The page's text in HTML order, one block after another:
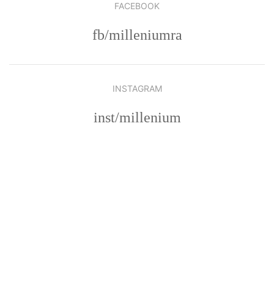
FACEBOOK
fb/milleniumra
INSTAGRAM
inst/millenium